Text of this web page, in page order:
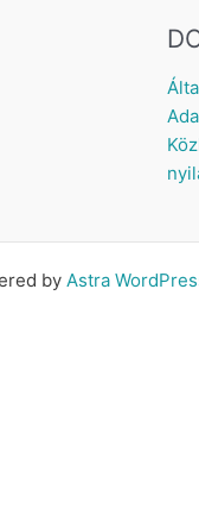
by Astra